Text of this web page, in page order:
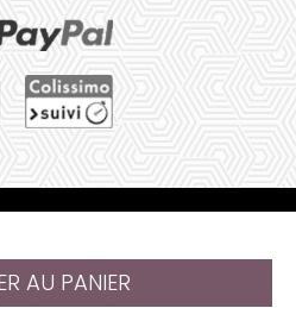
AU PANIER
de site
•
Web créateur